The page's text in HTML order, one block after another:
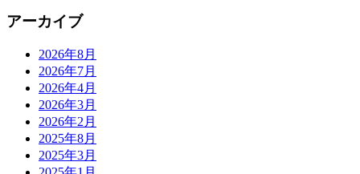
ョ
アーカイブ
2026年8月
2026年7月
2026年4月
2026年3月
2026年2月
2025年8月
2025年3月